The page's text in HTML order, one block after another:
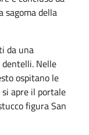
sagoma della
da una
Nelle
ospitano le
apre il portale
figura San